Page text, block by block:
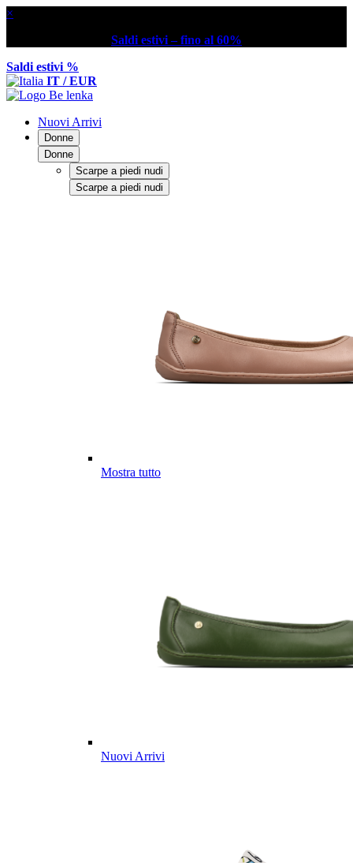
×
Saldi estivi – fino al 60%
Saldi estivi %
IT / EUR
Nuovi Arrivi
Donne
Donne
Scarpe a piedi nudi
Scarpe a piedi nudi
Mostra tutto
Nuovi Arrivi